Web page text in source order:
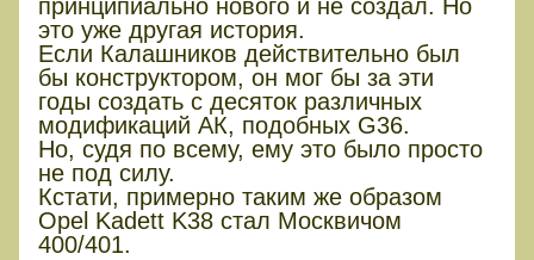
принципиально нового и не создал. Но
это уже другая история.
Если Калашников действительно был
бы конструктором, он мог бы за эти
годы создать с десяток различных
модификаций АК, подобных G36.
Но, судя по всему, ему это было просто
не под силу.
Кстати, примерно таким же образом
Opel Kadett K38 стал Москвичом
400/401.